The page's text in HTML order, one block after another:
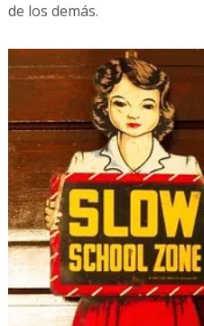
de los demás.